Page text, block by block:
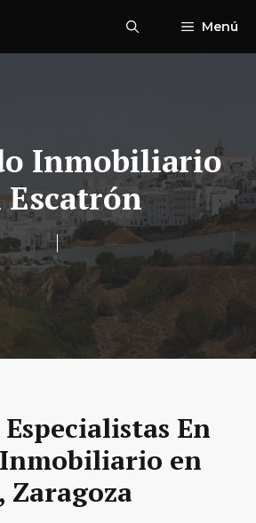
Menú
Inmobiliario
Escatrón
En
en
Zaragoza